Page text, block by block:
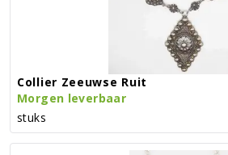
Collier Zeeuwse Ruit
Morgen leverbaar
stuks